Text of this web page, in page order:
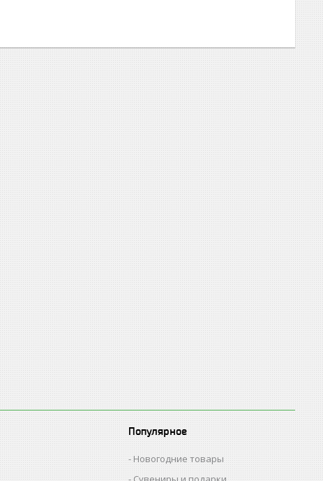
Популярное
Новогодние товары